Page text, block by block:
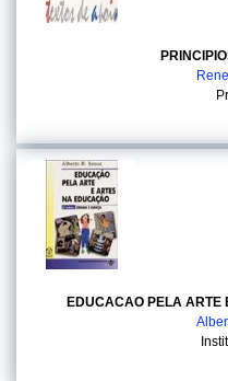
EDUCACAO PELA ARTE